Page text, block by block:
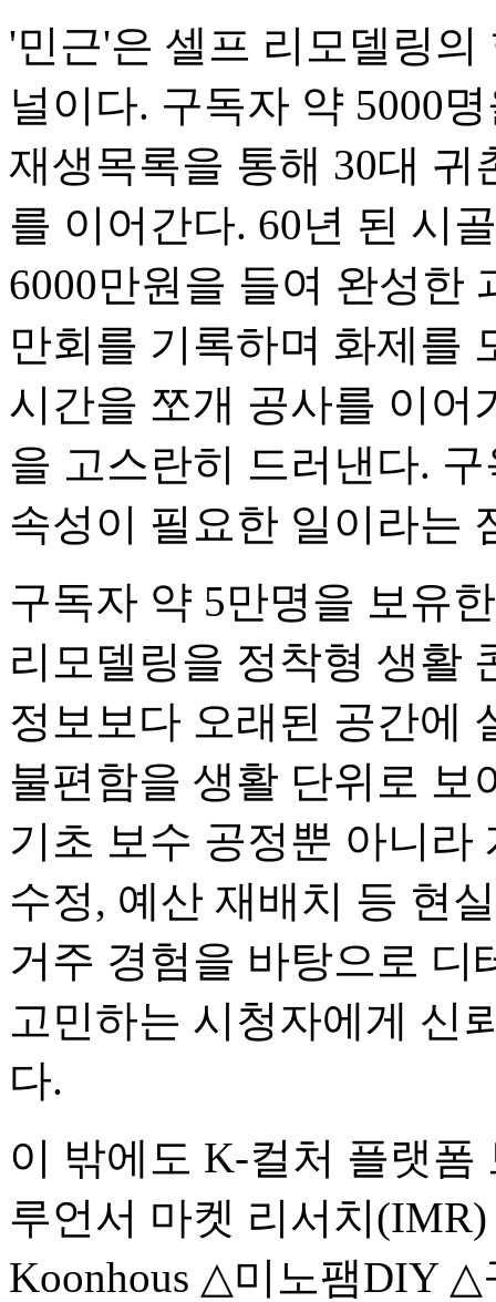
'민근'은 셀프 리모델링
널이다. 구독자 약 5000
재생목록을 통해 30대
를 이어간다. 60년 된 시
6000만원을 들여 완성한
만회를 기록하며 화제를
시간을 쪼개 공사를 이어
을 고스란히 드러낸다.
속성이 필요한 일이라는
구독자 약 5만명을 보유
리모델링을 정착형 생활
정보보다 오래된 공간에
불편함을 생활 단위로 보
기초 보수 공정뿐 아니라
수정, 예산 재배치 등 현
거주 경험을 바탕으로
고민하는 시청자에게 신
다.
이 밖에도 K-컬처 플랫
루언서 마켓 리서치
Koonhous △미노팸DIY